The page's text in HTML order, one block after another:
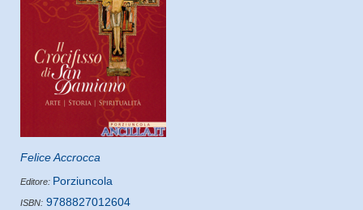
Felice Accrocca
Editore: Porziuncola
ISBN: 9788827012604